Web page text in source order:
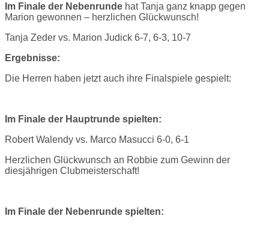
Im Finale der Nebenrunde hat Tanja ganz knapp gegen
Marion gewonnen – herzlichen Glückwunsch!
Tanja Zeder vs. Marion Judick 6-7, 6-3, 10-7
Ergebnisse:
Die Herren haben jetzt auch ihre Finalspiele gespielt:
Im Finale der Hauptrunde spielten:
Robert Walendy vs. Marco Masucci 6-0, 6-1
Herzlichen Glückwunsch an Robbie zum Gewinn der
diesjährigen Clubmeisterschaft!
Im Finale der Nebenrunde spielten: